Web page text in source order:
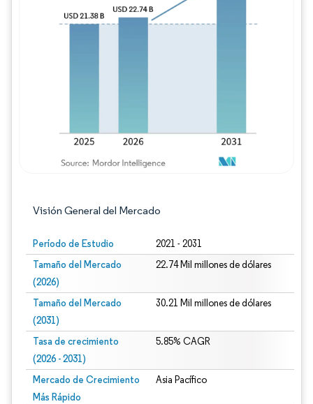
Visión General del Mercado
Período de Estudio 2021 - 2031
Tamaño del Mercado
(2026)
22.74 Mil millones de dólares
Tamaño del Mercado
(2031)
30.21 Mil millones de dólares
Tasa de crecimiento
(2026 - 2031)
5.85% CAGR
Mercado de Crecimiento
Más Rápido
Asia Pacífico